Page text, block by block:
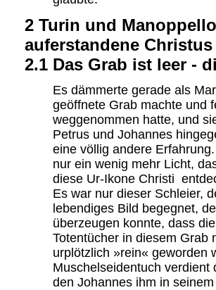
2 Turin und
auferstandene Christus
2.1 Das Grab ist leer -
Es dämmerte gerade als
geöffnete Grab machte und
weggenommen hatte, und
Petrus und Johannes
eine völlig andere
nur ein wenig mehr Licht,
diese Ur-Ikone Christi
Es war nur dieser Schleier,
lebendiges Bild begegnet,
überzeugen konnte, dass
Totentücher in diesem Grab
urplötzlich »rein« geworden
Muschelseidentuch
den Johannes ihm in